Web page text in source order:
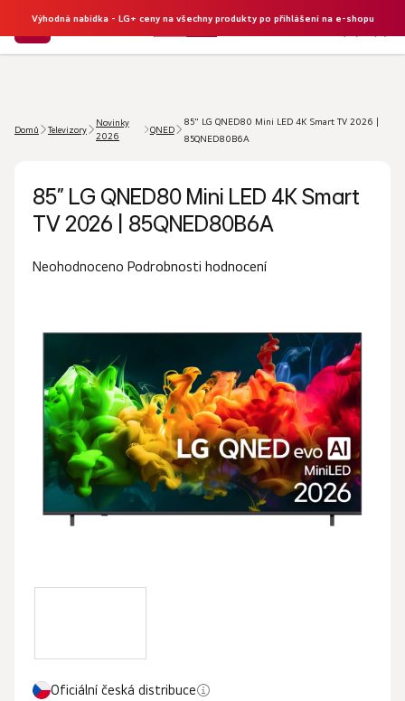
Výhodná nabídka - LG+ ceny na všechny produkty po přihlášení na e-shopu
Hledat
Domů Televizory
Novinky
2026
QNED
85" LG QNED80 Mini LED 4K Smart TV 2026 |
85QNED80B6A
Oficiální česká distribuce
85" LG QNED80 Mini LED 4K Smart
TV 2026 | 85QNED80B6A
Průměrné
hvězdiček.
Neohodnoceno Podrobnosti hodnocení